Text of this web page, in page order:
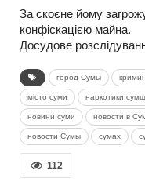
За скоєне йому
конфіскацією майна.
Досудове
город Сумы
місто суми наркотики
новини суми новости в
новости Сумы сумах
112